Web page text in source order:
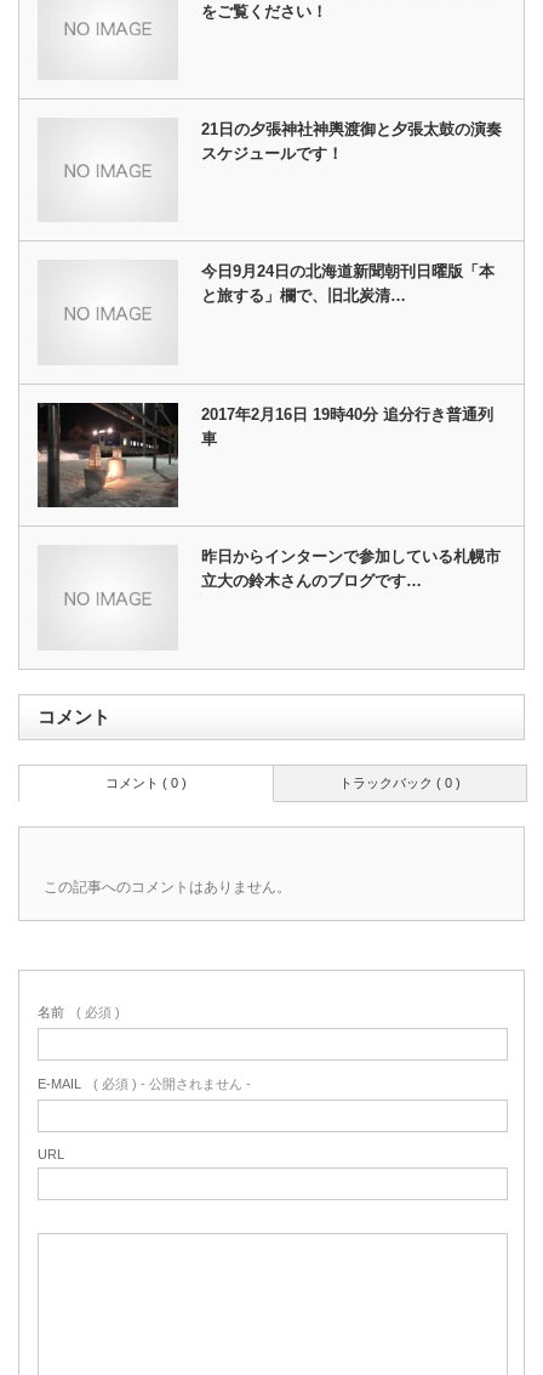
をご覧ください！
21日の夕張神社神輿渡御と夕張太鼓の演奏
スケジュールです！
今日9月24日の北海道新聞朝刊日曜版「本
と旅する」欄で、旧北炭清…
2017年2月16日 19時40分 追分行き普通列
車
昨日からインターンで参加している札幌市
立大の鈴木さんのブログです…
コメント
トラックバック ( 0 )
コメント ( 0 )
この記事へのコメントはありません。
名前 ( 必須 )
E-MAIL ( 必須 ) - 公開されません -
URL